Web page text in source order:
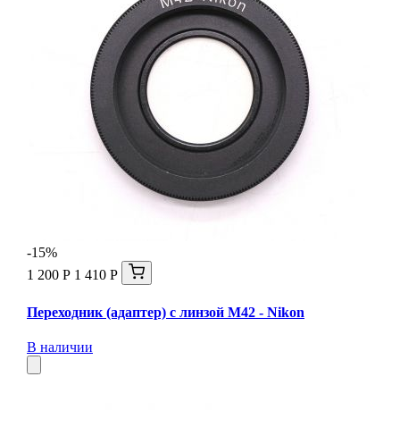
-15%
1 200 Р 1 410 Р
Переходник (адаптер) с линзой М42 - Nikon
В наличии